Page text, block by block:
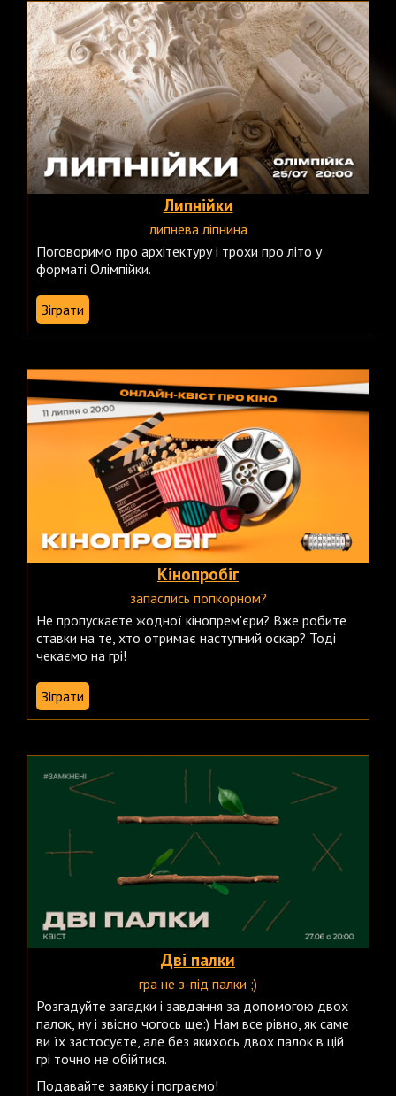
Липнійки
липнева ліпнина
Поговоримо про архітектуру і трохи про літо у
форматі Олімпійки.
Зіграти
Кінопробіг
запаслись попкорном?
Не пропускаєте жодної кінопрем'єри? Вже робите
ставки на те, хто отримає наступний оскар? Тоді
чекаємо на грі!
Зіграти
Дві палки
гра не з-під палки ;)
Розгадуйте загадки і завдання за допомогою двох
палок, ну і звісно чогось ще:) Нам все рівно, як саме
ви їх застосуєте, але без якихось двох палок в цій
грі точно не обійтися.
Подавайте заявку і пограємо!